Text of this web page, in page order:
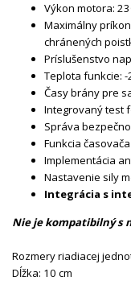
Výkon motora:
Maximálny
chránených
Príslušenstvo
Teplota funkcie: -
Časy brány pre
Integrovaný test
Správa
Funkcia časovača
Implementácia
Nastavenie sily
Integrácia s
Nie je kompatibilný s
Rozmery riadiacej
Dĺžka: 10 cm